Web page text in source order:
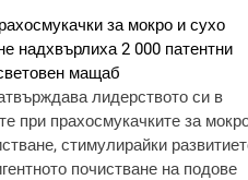
за мокро и сухо
надхвърлиха 2 000 патентни
мащаб
лидерството си в
при прахосмукачките за
стимулирайки
почистване на подове